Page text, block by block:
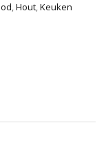
,Hout,Keuken